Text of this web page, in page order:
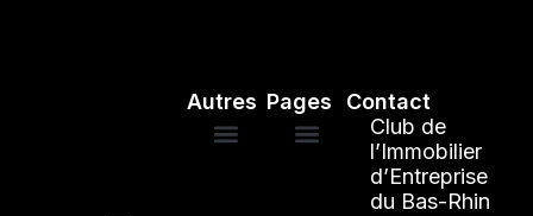
Pages
Autres
Contact
Club de
l’Immobilier
d’Entreprise
du Bas-Rhin